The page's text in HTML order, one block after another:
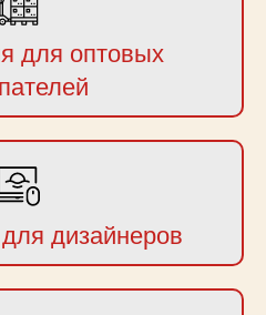
для оптовых
дизайнеров